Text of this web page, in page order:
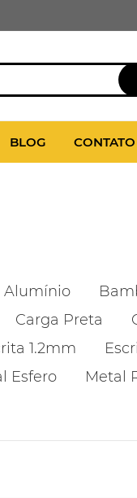
BLOG CONTATO
Alumínio
Carga Preta
1.2mm
Esfero Metal